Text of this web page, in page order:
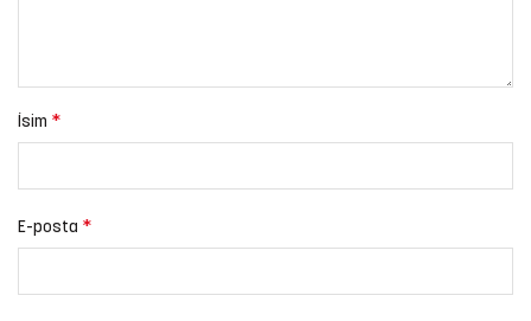
İsim *
E-posta *